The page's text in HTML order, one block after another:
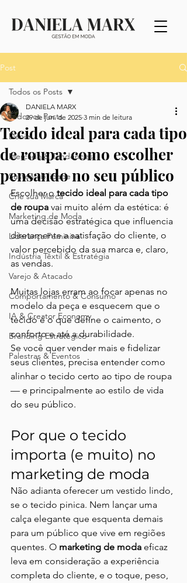
Post
Todos os Posts
Denim
Mercado & Tendências
Sustentabilidade
Crie sua Marca
Marketing de Moda
Liderança Feminina
Indústria Têxtil & Estratégia
Varejo & Atacado
Comportamento & Consumo
IA & Creator Economy
Branding Estratégico
Palestras & Eventos
Todos os Posts
Tecido ideal para cada tipo
de roupa: como escolher
pensando no seu público
DANIELA MARX
29 de jun. de 2025 3 min de leitura
Escolher o tecido ideal para cada tipo
de roupa vai muito além da estética: é
uma decisão estratégica que influencia
diretamente a satisfação do cliente, o
valor percebido da sua marca e, claro,
as vendas.
Muitas lojas erram ao focar apenas no
modelo da peça e esquecem que o
tecido é o que define o caimento, o
conforto e até a durabilidade.
Se você quer vender mais e fidelizar
seus clientes, precisa entender como
alinhar o tecido certo ao tipo de roupa
— e principalmente ao estilo de vida
do seu público.
Por que o tecido
importa (e muito) no
marketing de moda
Não adianta oferecer um vestido lindo,
se o tecido pinica. Nem lançar uma
calça elegante que esquenta demais
para um público que vive em regiões
quentes. O marketing de moda eficaz
leva em consideração a experiência
completa do cliente, e o toque, peso,